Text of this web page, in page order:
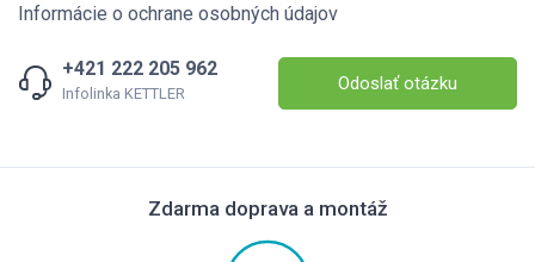
Informácie o ochrane osobných údajov
+421 222 205 962
Infolinka KETTLER Odoslať otázku
Zdarma doprava a montáž